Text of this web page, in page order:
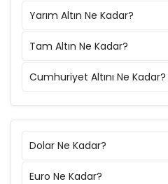
Yarım Altın Ne Kadar?
Tam Altın Ne Kadar?
Cumhuriyet Altını Ne Kadar?
Dolar Ne Kadar?
Euro Ne Kadar?